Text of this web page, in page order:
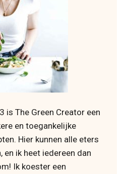
is The Green Creator een
en toegankelijke
Hier kunnen alle eters
en ik heet iedereen dan
Ik koester een